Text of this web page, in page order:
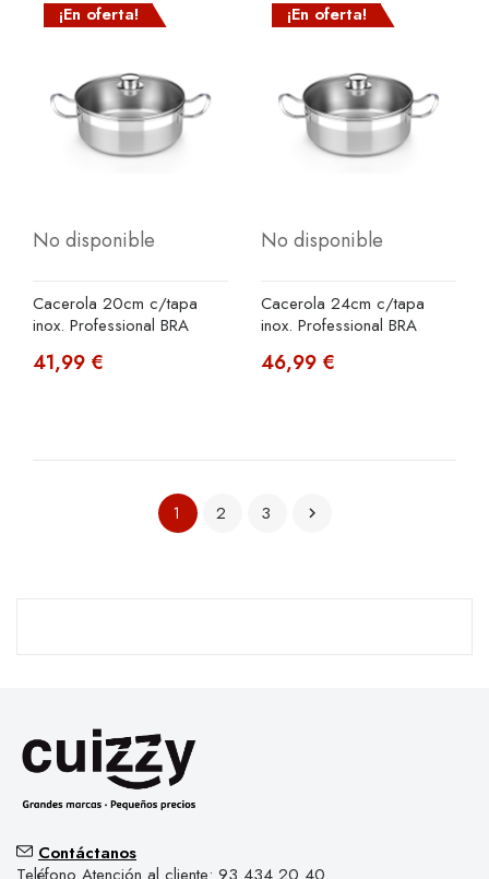
¡En oferta!
No disponible
Cacerola 20cm c/tapa
inox. Professional BRA
41,99 €
¡En oferta!
No disponible
Cacerola 24cm c/tapa
inox. Professional BRA
46,99 €
1 2 3 
Contáctanos